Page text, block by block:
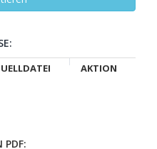
AKTION
PDF: